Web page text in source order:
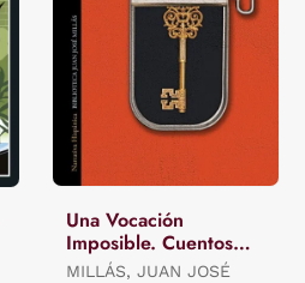
Una Vocación
Imposible. Cuentos
Completos
MILLÁS, JUAN JOSÉ